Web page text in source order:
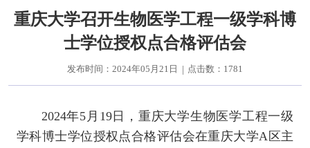
重庆大学召开生物医学工程一级学科博
士学位授权点合格评估会
发布时间：2024年05月21日 点击数： 1781
2024年5月19日，重庆大学生物医学工程一级
学科博士学位授权点合格评估会在重庆大学A区主